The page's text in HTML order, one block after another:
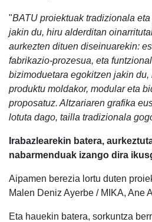
"BATU proiektuak tradizionala
jakin du, hiru alderditan
aurkezten dituen diseinuarekin:
fabrikazio-prozesua, eta
bizimoduetara egokitzen jakin du,
produktu moldakor, modular eta
proposatuz. Altzariaren grafika
lotuta dago, tailla tradizionala
Irabazlearekin batera,
nabarmenduak izango dira
Aipamen berezia lortu duten
Malen Deniz Ayerbe / MIKA, Ane
Eta hauekin batera, sorkuntza